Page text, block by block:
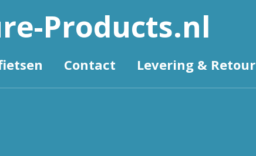
Products.nl
Contact Levering & Retour